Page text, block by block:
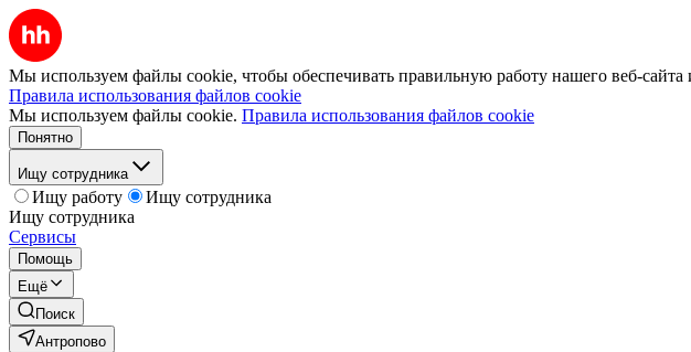
Мы используем файлы cookie, чтобы обеспечивать правильную работу нашего веб-сайта
Правила использования файлов cookie
Мы используем файлы cookie. Правила использования файлов cookie
Понятно
Ищу сотрудника
Ищу работу
Ищу сотрудника
Ищу сотрудника
Сервисы
Помощь
Ещё
Поиск
Антропово